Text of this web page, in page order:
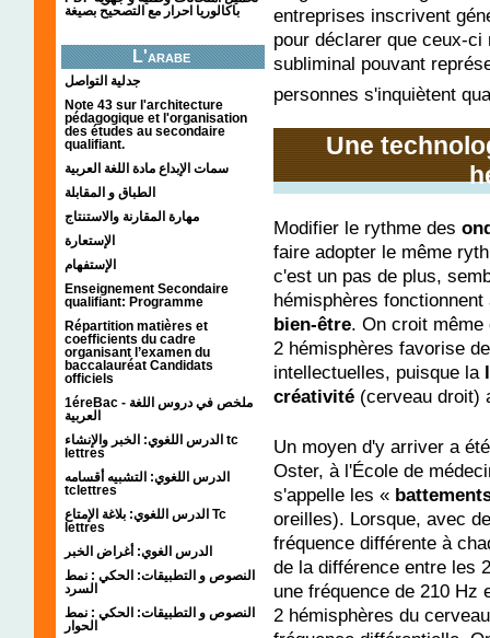
باكالوريا احرار مع التصحيح بصيغة
L'arabe
جدلية التواصل
Note 43 sur l'architecture
pédagogique et l'organisation
des études au secondaire
qualifiant.
سمات الإبداع مادة اللغة العربية
الطباق و المقابلة
مهارة المقارنة والاستنتاج
الإستعارة
الإستفهام
Enseignement Secondaire
qualifiant: Programme
Répartition matières et
coefficients du cadre
organisant l’examen du
baccalauréat Candidats
officiels
1éreBac - ملخص في دروس اللغة
العربية
الدرس اللغوي: الخبر والإنشاء tc
lettres
الدرس اللغوي: التشبيه أقسامه
tclettres
الدرس اللغوي: بلاغة الإمتاع Tc
lettres
الدرس الغوي: أغراض الخبر
النصوص و التطبيقات: الحكي : نمط
السرد
النصوص و التطبيقات: الحكي : نمط
الحوار
entreprises inscrivent
pour déclarer que ceux-ci
subliminal pouvant
personnes s'inquiètent
Une
Modifier le rythme des
faire adopter le même
c'est un pas de plus,
hémisphères
bien-être. On croit même
2 hémisphères favorise
intellectuelles, puisque la
créativité (cerveau droit)
Un moyen d'y arriver a
Oster, à l'École de
s'appelle les «
oreilles). Lorsque, avec
fréquence différente à
de la différence entre les
une fréquence de 210 Hz
2 hémisphères du